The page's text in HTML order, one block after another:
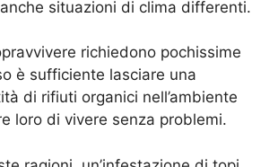
situazioni di clima differenti.
richiedono pochissime
è sufficiente lasciare una
di rifiuti organici nell’ambiente
loro di vivere senza problemi.